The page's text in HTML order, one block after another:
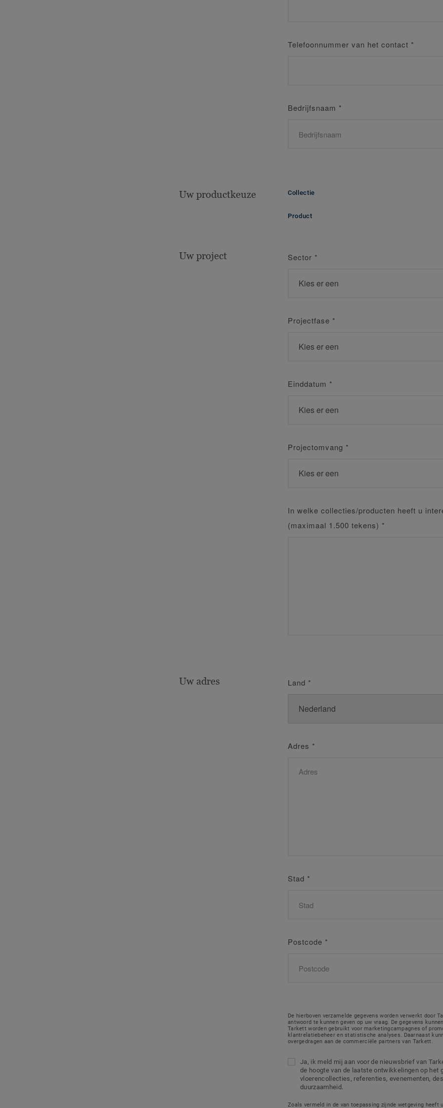
Telefoonnummer van het contact *
Bedrijfsnaam *
Uw productkeuze Collectie
Product
Uw project Sector *
Projectfase *
Einddatum *
Projectomvang *
In welke collecties/producten heeft u
(maximaal 1.500 tekens) *
Uw adres Land *
Adres *
Stad *
Postcode *
De hierboven verzamelde gegevens worden verwerkt door
antwoord te kunnen geven op uw vraag. De gegevens
Tarkett worden gebruikt voor marketingcampagnes of
klantrelatiebeheer en statistische analyses. Daarnaast
overgedragen aan de commerciële partners van Tarkett.
Ja, ik meld mij aan voor de nieuwsbrief van
de hoogte van de laatste ontwikkelingen op het
vloerencollecties, referenties, evenementen,
duurzaamheid.
Zoals vermeld in de van toepassing zijnde wetgeving heeft